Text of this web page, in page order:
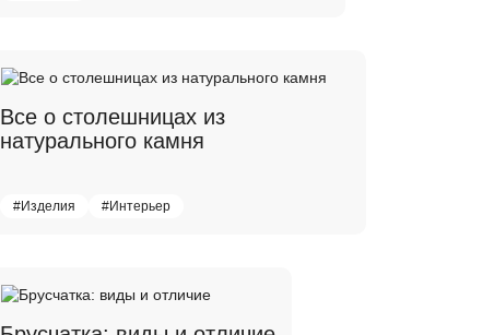
Все о столешницах из
натурального камня
#Изделия #Интерьер